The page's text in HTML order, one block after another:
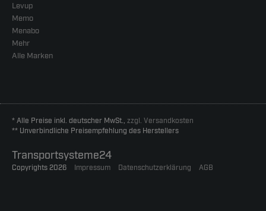
Levup
Memo
Menabo
Mehr
Alle Marken
* Alle Preise inkl. deutscher MwSt., zzgl. Versandkosten
** Unverbindliche Preisempfehlung des Herstellers
Transportsysteme24
Copyrights 2026 Impressum Datenschutzerklärung AGB